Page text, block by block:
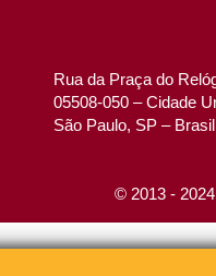
Rua da Praça do
05508-050 – Cidade
São Paulo, SP – Brasil
© 2013 -